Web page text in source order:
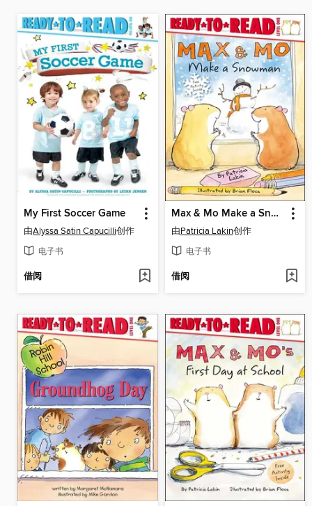
My First Soccer Game
由Alyssa Satin Capucilli创作
电子书
借阅
Max & Mo Make a Snowman
由Patricia Lakin创作
电子书
借阅